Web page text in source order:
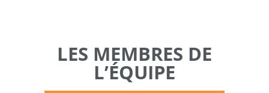
LES MEMBRES DE
L’ÉQUIPE